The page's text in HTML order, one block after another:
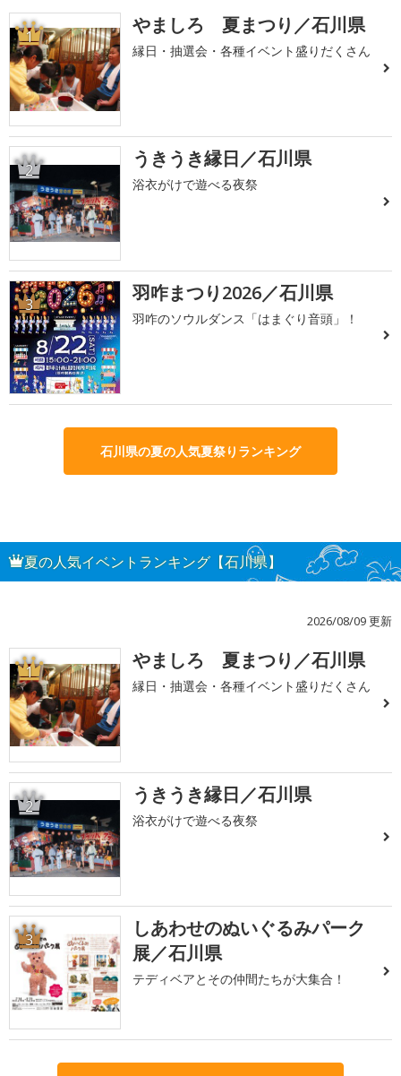
1 やましろ 夏まつり／石川県
縁日・抽選会・各種イベント盛りだくさん
2 うきうき縁日／石川県
浴衣がけで遊べる夜祭
3 羽咋まつり2026／石川県
羽咋のソウルダンス「はまぐり音頭」！
石川県の夏の人気夏祭りランキング
夏の人気イベントランキング【石川県】
2026/08/09 更新
1 やましろ 夏まつり／石川県
縁日・抽選会・各種イベント盛りだくさん
2 うきうき縁日／石川県
浴衣がけで遊べる夜祭
3
しあわせのぬいぐるみパーク
展／石川県
テディベアとその仲間たちが大集合！